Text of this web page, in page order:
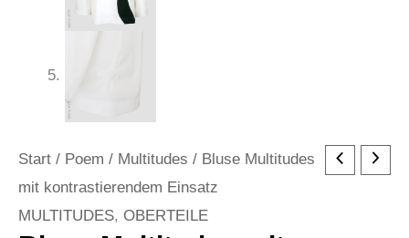
Start / Poem / Multitudes / Bluse Multitudes
mit kontrastierendem Einsatz
MULTITUDES, OBERTEILE